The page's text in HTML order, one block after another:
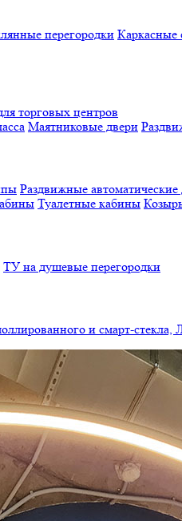
перегородки Каркасные
торговых центров
Маятниковые двери
Раздвижные автоматические
Туалетные кабины
ТУ на душевые перегородки
и смарт-